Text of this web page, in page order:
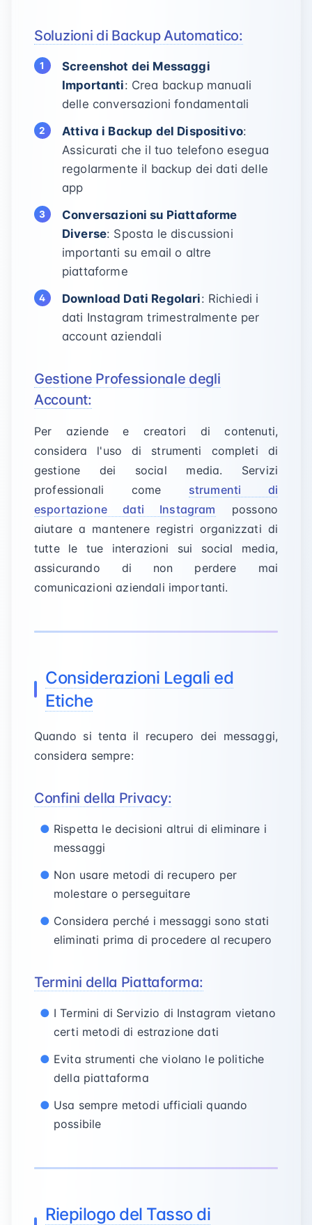
Soluzioni di Backup Automatico:
Screenshot dei Messaggi
Importanti: Crea backup manuali
delle conversazioni fondamentali
Attiva i Backup del Dispositivo:
Assicurati che il tuo telefono esegua
regolarmente il backup dei dati delle
app
Conversazioni su Piattaforme
Diverse: Sposta le discussioni
importanti su email o altre
piattaforme
Download Dati Regolari: Richiedi i
dati Instagram trimestralmente per
account aziendali
Gestione Professionale degli
Account:
Per aziende e creatori di contenuti,
considera l'uso di strumenti completi di
gestione dei social media. Servizi
professionali come strumenti di
esportazione dati Instagram possono
aiutare a mantenere registri organizzati di
tutte le tue interazioni sui social media,
assicurando di non perdere mai
comunicazioni aziendali importanti.
Considerazioni Legali ed
Etiche
Quando si tenta il recupero dei messaggi,
considera sempre:
Confini della Privacy:
Rispetta le decisioni altrui di eliminare i
messaggi
Non usare metodi di recupero per
molestare o perseguitare
Considera perché i messaggi sono stati
eliminati prima di procedere al recupero
Termini della Piattaforma:
I Termini di Servizio di Instagram vietano
certi metodi di estrazione dati
Evita strumenti che violano le politiche
della piattaforma
Usa sempre metodi ufficiali quando
possibile
Riepilogo del Tasso di